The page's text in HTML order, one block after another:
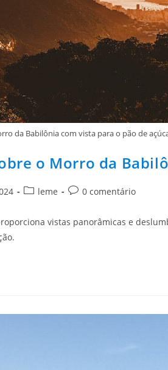
da Babilônia com vista para o pão de
o Morro da
leme 0 comentário
vistas panorâmicas e